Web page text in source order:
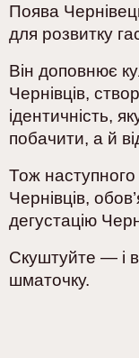
Поява
для розвитку
Він доповнює
Чернівців,
ідентичність,
побачити, а й
Тож
Чернівців,
дегустацію
Скуштуйте — і
шматочку.